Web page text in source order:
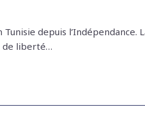
depuis
de liberté…